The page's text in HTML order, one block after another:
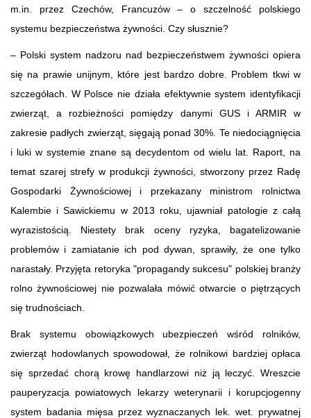
m.in. przez Czechów, Francuzów – o szczelność polskiego
systemu bezpieczeństwa żywności. Czy słusznie?
– Polski system nadzoru nad bezpieczeństwem żywności opiera
się na prawie unijnym, które jest bardzo dobre. Problem tkwi w
szczegółach. W Polsce nie działa efektywnie system identyfikacji
zwierząt, a rozbieżności pomiędzy danymi GUS i ARMIR w
zakresie padłych zwierząt, sięgają ponad 30%. Te niedociągnięcia
i luki w systemie znane są decydentom od wielu lat. Raport, na
temat szarej strefy w produkcji żywności, stworzony przez Radę
Gospodarki Żywnościowej i przekazany ministrom rolnictwa
Kalembie i Sawickiemu w 2013 roku, ujawniał patologie z całą
wyrazistością. Niestety brak oceny ryzyka, bagatelizowanie
problemów i zamiatanie ich pod dywan, sprawiły, że one tylko
narastały. Przyjęta retoryka "propagandy sukcesu" polskiej branży
rolno żywnościowej nie pozwalała mówić otwarcie o piętrzących
się trudnościach.
Brak systemu obowiązkowych ubezpieczeń wśród rolników,
zwierząt hodowlanych spowodował, że rolnikowi bardziej opłaca
się sprzedać chorą krowę handlarzowi niż ją leczyć. Wreszcie
pauperyzacja powiatowych lekarzy weterynarii i korupcjogenny
system badania mięsa przez wyznaczanych lek. wet. prywatnej